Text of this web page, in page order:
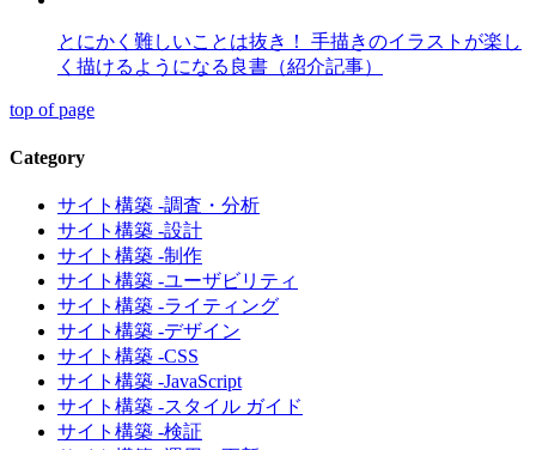
とにかく難しいことは抜き！ 手描きのイラストが楽し
く描けるようになる良書（紹介記事）
top of page
Category
サイト構築 -調査・分析
サイト構築 -設計
サイト構築 -制作
サイト構築 -ユーザビリティ
サイト構築 -ライティング
サイト構築 -デザイン
サイト構築 -CSS
サイト構築 -JavaScript
サイト構築 -スタイル ガイド
サイト構築 -検証